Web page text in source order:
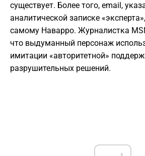
существует. Более того, email,
аналитической записке
самому Наварро. Журналистка
что выдуманный персонаж
имитации «авторитетной»
разрушительных решений.